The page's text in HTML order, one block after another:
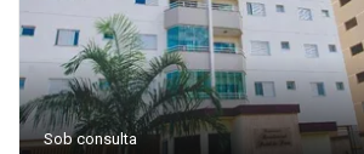
Sob consulta